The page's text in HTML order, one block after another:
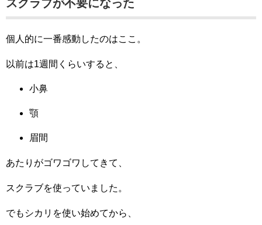
スクラブが不要になった
個人的に一番感動したのはここ。
以前は1週間くらいすると、
小鼻
顎
眉間
あたりがゴワゴワしてきて、
スクラブを使っていました。
でもシカリを使い始めてから、